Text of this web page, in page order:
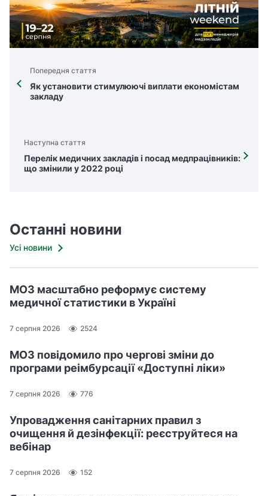
Попередня стаття
Як установити стимулюючі виплати економістам
закладу
Наступна стаття
Перелік медичних закладів і посад медпрацівників:
що змінили у 2022 році
Останні новини
Усі новини
МОЗ масштабно реформує систему
медичної статистики в Україні
7 серпня 2026 2524
МОЗ повідомило про чергові зміни до
програми реімбурсації «Доступні ліки»
7 серпня 2026 776
Упровадження санітарних правил з
очищення й дезінфекції: реєструйтеся на
вебінар
7 серпня 2026 152